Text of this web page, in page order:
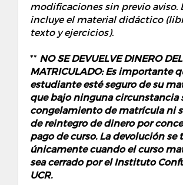
modificaciones sin previo aviso.
incluye el material didáctico
texto y ejercicios).
** NO SE DEVUELVE DINERO
MATRICULADO: Es importante
estudiante esté seguro de su
que bajo ninguna circunstancia
congelamiento de matrícula ni
de reintegro de dinero por
pago de curso. La devolución se
únicamente cuando el curso
sea cerrado por el Instituto
UCR.